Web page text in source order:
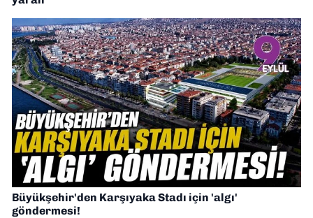
Büyükşehir'den Karşıyaka Stadı için 'algı'
göndermesi!